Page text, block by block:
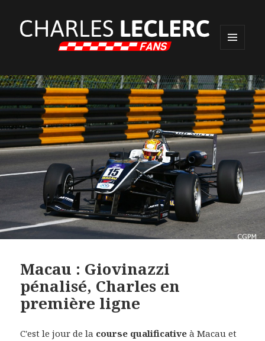
WIDGETS
Macau : Giovinazzi
pénalisé, Charles en
première ligne
C'est le jour de la course qualificative à Macau et